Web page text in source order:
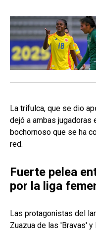
La trifulca, que se dio
dejó a ambas jugadoras
bochornoso que se ha
red.
Fuerte pelea
por la liga
Las protagonistas del
Zuazua de las 'Bravas'